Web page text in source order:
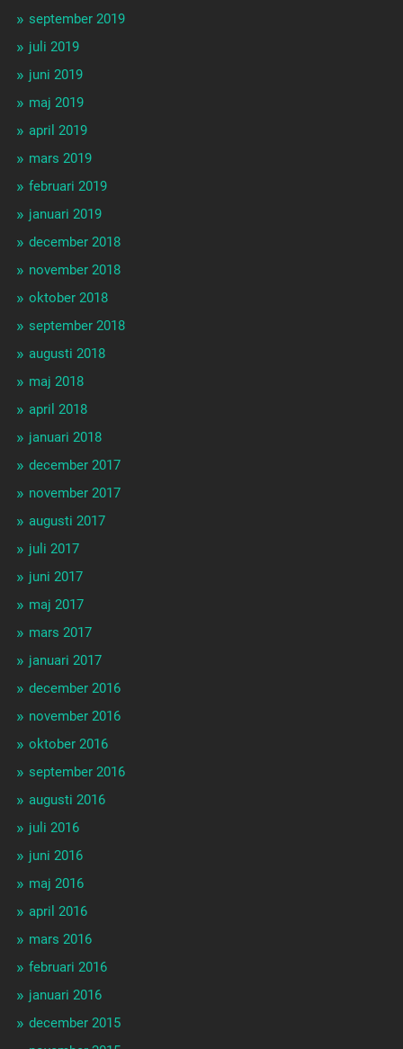
september 2019
juli 2019
juni 2019
maj 2019
april 2019
mars 2019
februari 2019
januari 2019
december 2018
november 2018
oktober 2018
september 2018
augusti 2018
maj 2018
april 2018
januari 2018
december 2017
november 2017
augusti 2017
juli 2017
juni 2017
maj 2017
mars 2017
januari 2017
december 2016
november 2016
oktober 2016
september 2016
augusti 2016
juli 2016
juni 2016
maj 2016
april 2016
mars 2016
februari 2016
januari 2016
december 2015